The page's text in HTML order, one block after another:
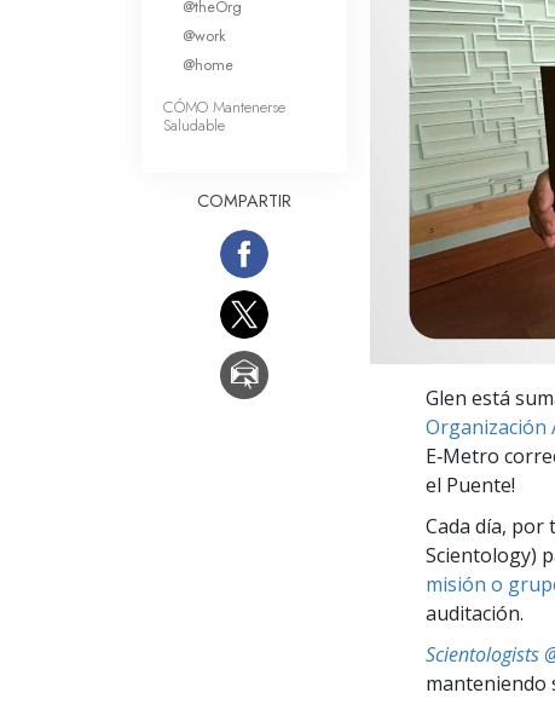
Amor y Odio: ¿Qué es
Glen está
Organización
E‑Metro
el Puente!
Cada día, por
Scientology)
misión o
auditación.
Scientologists
manteniendo
@theOrg
@work
@home
CÓMO Mantenerse
Saludable
COMPARTIR